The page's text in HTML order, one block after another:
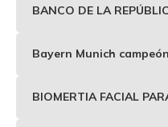
BANCO DE LA
Bayern Munich campeón
BIOMERTIA FACIAL